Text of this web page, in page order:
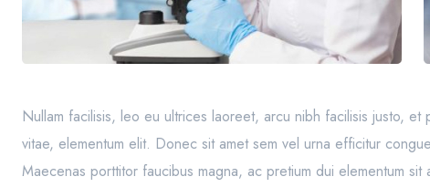
Nullam facilisis, leo eu ultrices laoreet, arcu nibh facilisis justo,
vitae, elementum elit. Donec sit amet sem vel urna efficitur
Maecenas porttitor faucibus magna, ac pretium dui elementum